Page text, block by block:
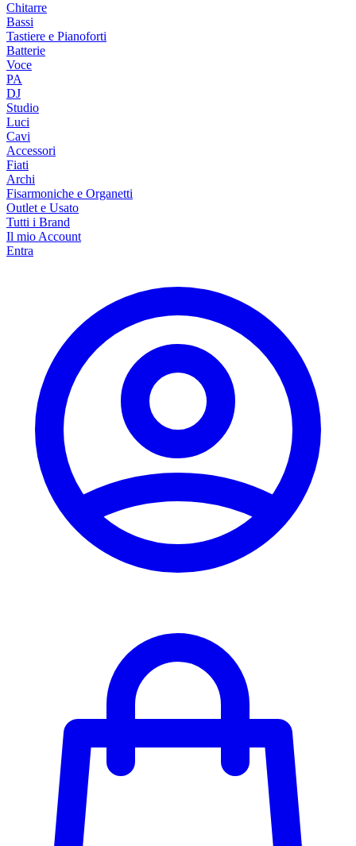
Chitarre
Bassi
Tastiere e Pianoforti
Batterie
Voce
PA
DJ
Studio
Luci
Cavi
Accessori
Fiati
Archi
Fisarmoniche e Organetti
Outlet e Usato
Tutti i Brand
Il mio Account
Entra